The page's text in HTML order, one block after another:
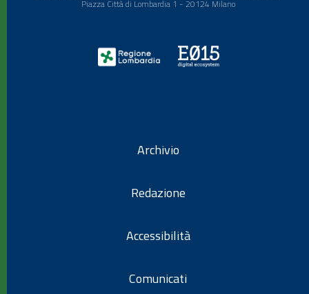
Piazza Città di Lombardia 1 - 20124 Milano
Archivio
Redazione
Accessibilità
Comunicati